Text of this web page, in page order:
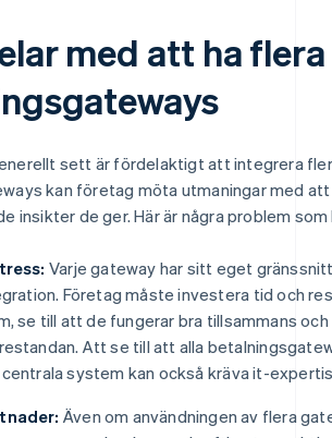
med att ha flera
sett är fördelaktigt att integrera
kan företag möta utmaningar med
insikter de ger. Här är några problem
Varje gateway har sitt eget
Företag måste investera tid och
se till att de fungerar bra tillsammans
Att se till att alla
system kan också kräva it-
Även om användningen av flera